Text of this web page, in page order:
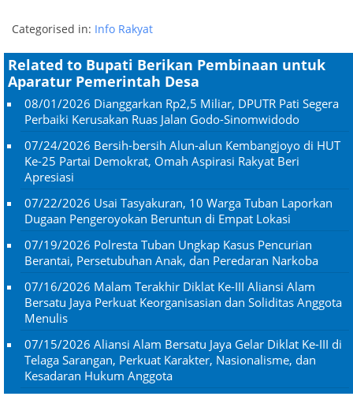
Categorised in: Info Rakyat
Related to Bupati Berikan Pembinaan untuk
Aparatur Pemerintah Desa
08/01/2026 Dianggarkan Rp2,5 Miliar, DPUTR Pati Segera
Perbaiki Kerusakan Ruas Jalan Godo-Sinomwidodo
07/24/2026 Bersih-bersih Alun-alun Kembangjoyo di HUT
Ke-25 Partai Demokrat, Omah Aspirasi Rakyat Beri
Apresiasi
07/22/2026 Usai Tasyakuran, 10 Warga Tuban Laporkan
Dugaan Pengeroyokan Beruntun di Empat Lokasi
07/19/2026 Polresta Tuban Ungkap Kasus Pencurian
Berantai, Persetubuhan Anak, dan Peredaran Narkoba
07/16/2026 Malam Terakhir Diklat Ke-III Aliansi Alam
Bersatu Jaya Perkuat Keorganisasian dan Soliditas Anggota
Menulis
07/15/2026 Aliansi Alam Bersatu Jaya Gelar Diklat Ke-III di
Telaga Sarangan, Perkuat Karakter, Nasionalisme, dan
Kesadaran Hukum Anggota